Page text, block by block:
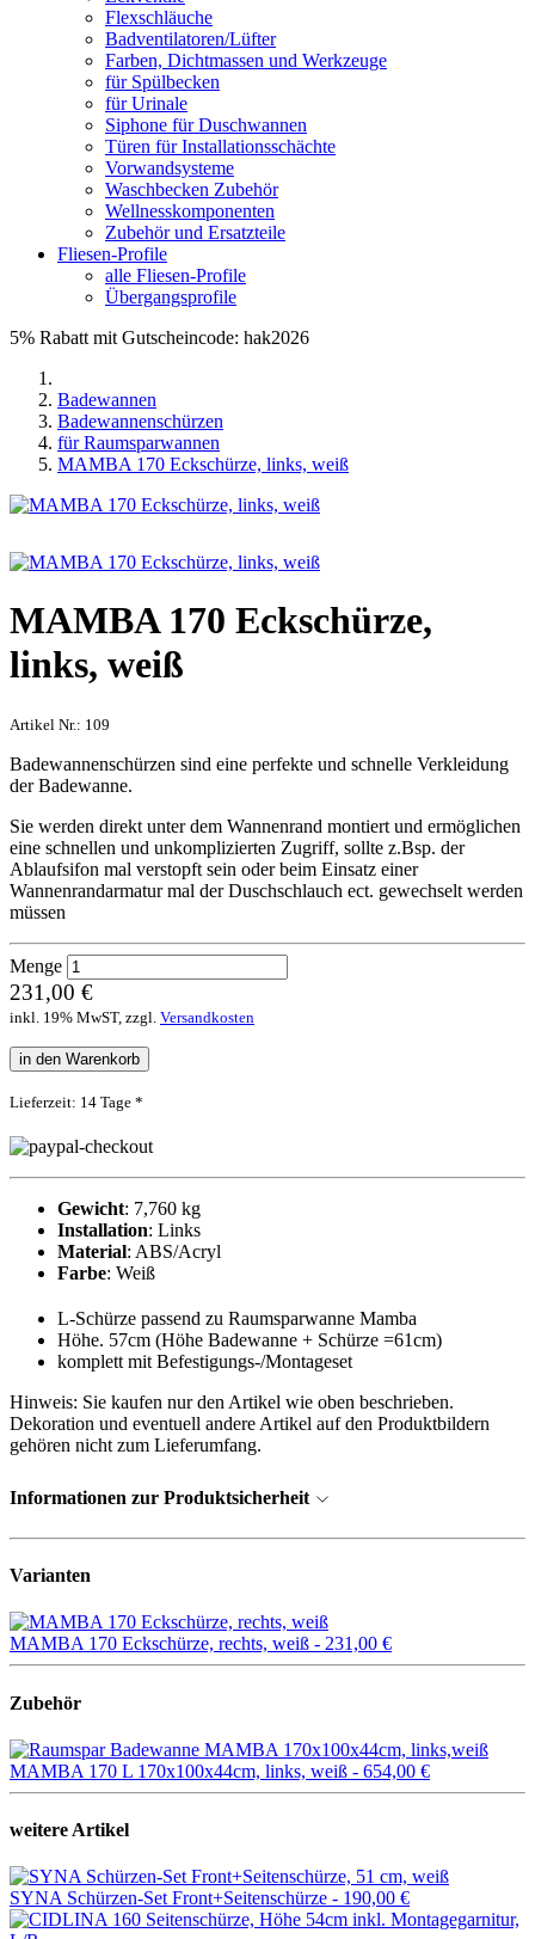
Flexschläuche
Badventilatoren/Lüfter
Farben, Dichtmassen und Werkzeuge
für Spülbecken
für Urinale
Siphone für Duschwannen
Türen für Installationsschächte
Vorwandsysteme
Waschbecken Zubehör
Wellnesskomponenten
Zubehör und Ersatzteile
Fliesen-Profile
alle Fliesen-Profile
Übergangsprofile
5% Rabatt mit Gutscheincode: hak2026
Badewannen
Badewannenschürzen
für Raumsparwannen
MAMBA 170 Eckschürze, links, weiß
MAMBA 170 Eckschürze,
links, weiß
Artikel Nr.: 109
Badewannenschürzen sind eine perfekte und schnelle Verkleidung
der Badewanne.
Sie werden direkt unter dem Wannenrand montiert und ermöglichen
eine schnellen und unkomplizierten Zugriff, sollte z.Bsp. der
Ablaufsifon mal verstopft sein oder beim Einsatz einer
Wannenrandarmatur mal der Duschschlauch ect. gewechselt werden
müssen
Menge
231,00 €
inkl. 19% MwST, zzgl. Versandkosten
in den Warenkorb
Lieferzeit: 14 Tage *
Gewicht: 7,760 kg
Installation: Links
Material: ABS/Acryl
Farbe: Weiß
L-Schürze passend zu Raumsparwanne Mamba
Höhe. 57cm (Höhe Badewanne + Schürze =61cm)
komplett mit Befestigungs-/Montageset
Hinweis: Sie kaufen nur den Artikel wie oben beschrieben.
Dekoration und eventuell andere Artikel auf den Produktbildern
gehören nicht zum Lieferumfang.
Informationen zur Produktsicherheit
Varianten
MAMBA 170 Eckschürze, rechts, weiß - 231,00 €
Zubehör
MAMBA 170 L 170x100x44cm, links, weiß - 654,00 €
weitere Artikel
SYNA Schürzen-Set Front+Seitenschürze - 190,00 €